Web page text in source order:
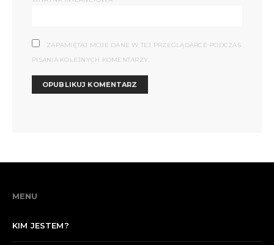
ZAPAMIĘTAJ MOJE DANE W TEJ PRZEGLĄDARCE PODCZAS
PISANIA KOLEJNYCH KOMENTARZY.
MENU
KIM JESTEM?